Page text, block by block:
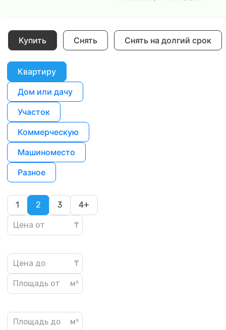
Купить Снять Снять на долгий срок
Квартиру
Дом или дачу
Участок
Коммерческую
Машиноместо
Разное
1 2 3 4+